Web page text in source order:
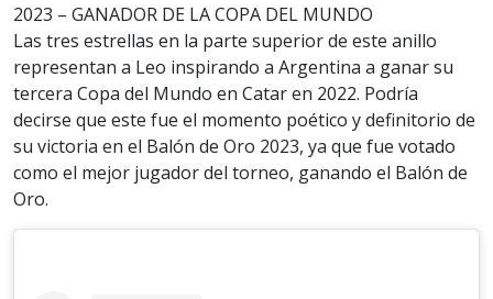
2023 – GANADOR DE LA COPA DEL MUNDO
Las tres estrellas en la parte superior de este anillo
representan a Leo inspirando a Argentina a ganar su
tercera Copa del Mundo en Catar en 2022. Podría
decirse que este fue el momento poético y definitorio de
su victoria en el Balón de Oro 2023, ya que fue votado
como el mejor jugador del torneo, ganando el Balón de
Oro.